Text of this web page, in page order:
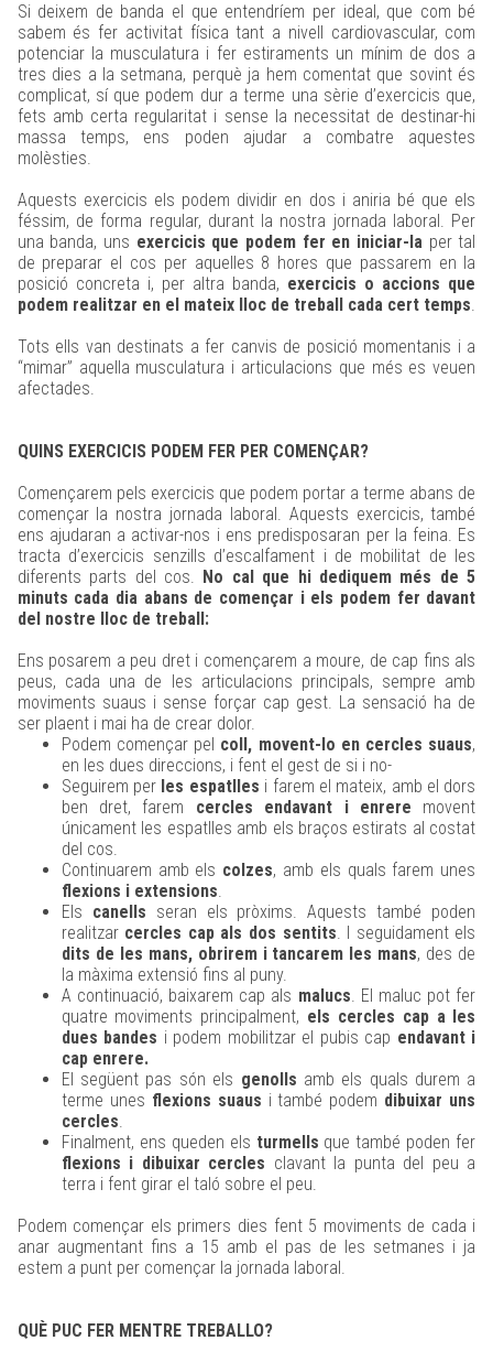
Si deixem de banda el que entendríem per ideal, que com bé
sabem és fer activitat física tant a nivell cardiovascular, com
potenciar la musculatura i fer estiraments un mínim de dos a
tres dies a la setmana, perquè ja hem comentat que sovint és
complicat, sí que podem dur a terme una sèrie d’exercicis que,
fets amb certa regularitat i sense la necessitat de destinar-hi
massa temps, ens poden ajudar a combatre aquestes
molèsties.
Aquests exercicis els podem dividir en dos i aniria bé que els
féssim, de forma regular, durant la nostra jornada laboral. Per
una banda, uns exercicis que podem fer en iniciar-la per tal
de preparar el cos per aquelles 8 hores que passarem en la
posició concreta i, per altra banda, exercicis o accions que
podem realitzar en el mateix lloc de treball cada cert temps.
Tots ells van destinats a fer canvis de posició momentanis i a
“mimar” aquella musculatura i articulacions que més es veuen
afectades.
QUINS EXERCICIS PODEM FER PER COMENÇAR?
Començarem pels exercicis que podem portar a terme abans de
començar la nostra jornada laboral. Aquests exercicis, també
ens ajudaran a activar-nos i ens predisposaran per la feina. Es
tracta d’exercicis senzills d’escalfament i de mobilitat de les
diferents parts del cos. No cal que hi dediquem més de 5
minuts cada dia abans de començar i els podem fer davant
del nostre lloc de treball:
Ens posarem a peu dret i començarem a moure, de cap fins als
peus, cada una de les articulacions principals, sempre amb
moviments suaus i sense forçar cap gest. La sensació ha de
ser plaent i mai ha de crear dolor.
Podem començar pel coll, movent-lo en cercles suaus,
en les dues direccions, i fent el gest de si i no-
Seguirem per les espatlles i farem el mateix, amb el dors
ben dret, farem cercles endavant i enrere movent
únicament les espatlles amb els braços estirats al costat
del cos.
Continuarem amb els colzes, amb els quals farem unes
flexions i extensions.
Els canells seran els pròxims. Aquests també poden
realitzar cercles cap als dos sentits. I seguidament els
dits de les mans, obrirem i tancarem les mans, des de
la màxima extensió fins al puny.
A continuació, baixarem cap als malucs. El maluc pot fer
quatre moviments principalment, els cercles cap a les
dues bandes i podem mobilitzar el pubis cap endavant i
cap enrere.
El següent pas són els genolls amb els quals durem a
terme unes flexions suaus i també podem dibuixar uns
cercles.
Finalment, ens queden els turmells que també poden fer
flexions i dibuixar cercles clavant la punta del peu a
terra i fent girar el taló sobre el peu.
Podem començar els primers dies fent 5 moviments de cada i
anar augmentant fins a 15 amb el pas de les setmanes i ja
estem a punt per començar la jornada laboral.
QUÈ PUC FER MENTRE TREBALLO?